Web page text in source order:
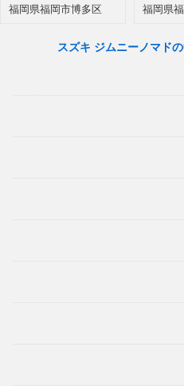
福岡県福岡市博多区 福岡県
スズキ ジムニーノマド